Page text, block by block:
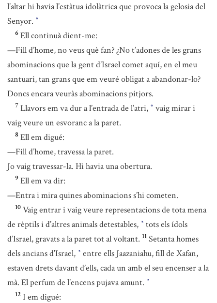
l’altar hi havia l’estàtua idolàtrica que provoca la gelosia del
Senyor. *
6 Ell continuà dient-me:
—Fill d’home, no veus què fan? ¿No t’adones de les grans
abominacions que la gent d’Israel comet aquí, en el meu
santuari, tan grans que em veuré obligat a abandonar-lo?
Doncs encara veuràs abominacions pitjors.
7 Llavors em va dur a l’entrada de l’atri, * vaig mirar i
vaig veure un esvoranc a la paret.
8 Ell em digué:
—Fill d’home, travessa la paret.
Jo vaig travessar-la. Hi havia una obertura.
9 Ell em va dir:
—Entra i mira quines abominacions s’hi cometen.
10 Vaig entrar i vaig veure representacions de tota mena
de rèptils i d’altres animals detestables, * tots els ídols
d’Israel, gravats a la paret tot al voltant. 11 Setanta homes
dels ancians d’Israel, * entre ells Jaazaniahu, fill de Xafan,
estaven drets davant d’ells, cada un amb el seu encenser a la
mà. El perfum de l’encens pujava amunt. *
12 I em digué: